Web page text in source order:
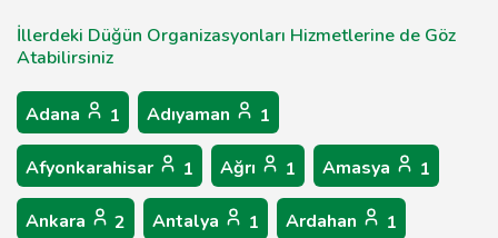
İllerdeki Düğün Organizasyonları Hizmetlerine de Göz
Atabilirsiniz
Adana 1 Adıyaman 1
Afyonkarahisar 1 Ağrı 1 Amasya 1
Ankara 2 Antalya 1 Ardahan 1